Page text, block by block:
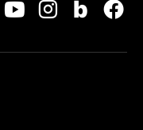
유튜브인스타그
블로그
페